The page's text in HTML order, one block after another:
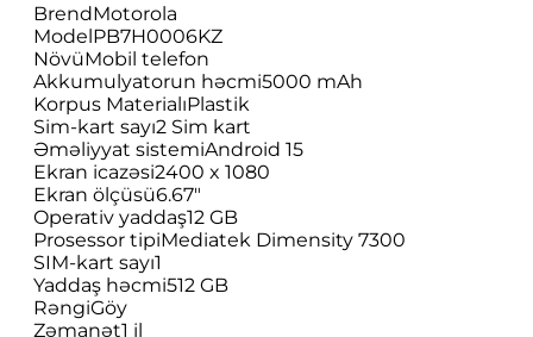
BrendMotorola
ModelPB7H0006KZ
NövüMobil telefon
Akkumulyatorun həcmi5000 mAh
Korpus MaterialıPlastik
Sim-kart sayı2 Sim kart
Əməliyyat sistemiAndroid 15
Ekran icazəsi2400 x 1080
Ekran ölçüsü6.67"
Operativ yaddaş12 GB
Prosessor tipiMediatek Dimensity 7300
SIM-kart sayı1
Yaddaş həcmi512 GB
RəngiGöy
Zəmanət1 il